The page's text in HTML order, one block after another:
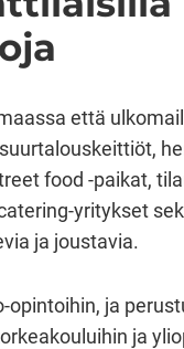
että
food -paikat,
yritykset
ja joustavia.
ja
ja